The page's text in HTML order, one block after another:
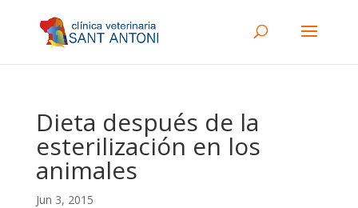
Dieta después de la
esterilización en los
animales
Jun 3, 2015